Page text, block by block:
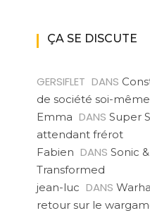
ÇA SE DISCUTE
GERSIFLET DANS
de société soi-même
Emma DANS Super
attendant frérot
Fabien DANS Sonic
Transformed
jean-luc DANS
retour sur le